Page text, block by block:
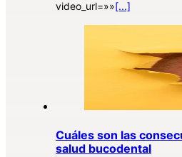
video_url=»»[...]
Cuáles son las
salud bucodental